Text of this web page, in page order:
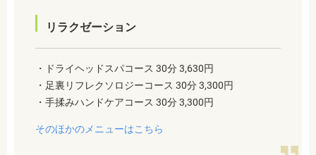
リラクゼーション
・ドライヘッドスパコース 30分 3,630円
・足裏リフレクソロジーコース 30分 3,300円
・手揉みハンドケアコース 30分 3,300円
そのほかのメニューはこちら